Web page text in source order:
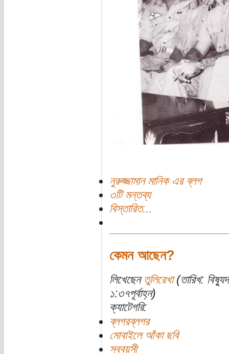
নুরুজ্জামান মানিক এর ব্লগ
৩টি মন্তব্য
বিস্তারিত...
কেমন আছেন?
লিখেছেন তুলিরেখা(তারিখ:
১:৩৭পূর্বাহ্ন)
ক্যাটেগরি:
ব্লগরব্লগর
মোবাইলে আঁকা ছবি
সববয়সী